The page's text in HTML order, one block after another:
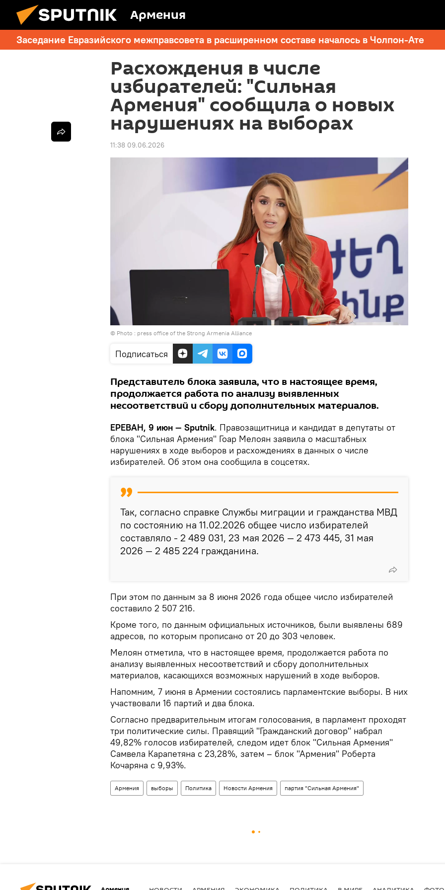
Армения
Заседание Евразийского межправсовета в расширенном составе началось в Чолпон-Ате
Расхождения в числе
избирателей: "Сильная
Армения" сообщила о новых
нарушениях на выборах
11:38 09.06.2026
© Photo : press office of the Strong Armenia Alliance
Подписаться
Представитель блока заявила, что в настоящее время,
продолжается работа по анализу выявленных
несоответствий и сбору дополнительных материалов.
ЕРЕВАН, 9 июн — Sputnik. Правозащитница и кандидат в депутаты от
блока "Сильная Армения" Гоар Мелоян заявила о масштабных
нарушениях в ходе выборов и расхождениях в данных о числе
избирателей. Об этом она сообщила в соцсетях.
Так, согласно справке Службы миграции и гражданства МВД
по состоянию на 11.02.2026 общее число избирателей
составляло - 2 489 031, 23 мая 2026 — 2 473 445, 31 мая
2026 — 2 485 224 гражданина.
При этом по данным за 8 июня 2026 года общее число избирателей
составило 2 507 216.
Кроме того, по данным официальных источников, были выявлены 689
адресов, по которым прописано от 20 до 303 человек.
Мелоян отметила, что в настоящее время, продолжается работа по
анализу выявленных несоответствий и сбору дополнительных
материалов, касающихся возможных нарушений в ходе выборов.
Напомним, 7 июня в Армении состоялись парламентские выборы. В них
участвовали 16 партий и два блока.
Согласно предварительным итогам голосования, в парламент проходят
три политические силы. Правящий "Гражданский договор" набрал
49,82% голосов избирателей, следом идет блок "Сильная Армения"
Самвела Карапетяна с 23,28%, затем – блок "Армения" Роберта
Кочаряна с 9,93%.
Армения выборы Политика Новости Армения партия "Сильная Армения"